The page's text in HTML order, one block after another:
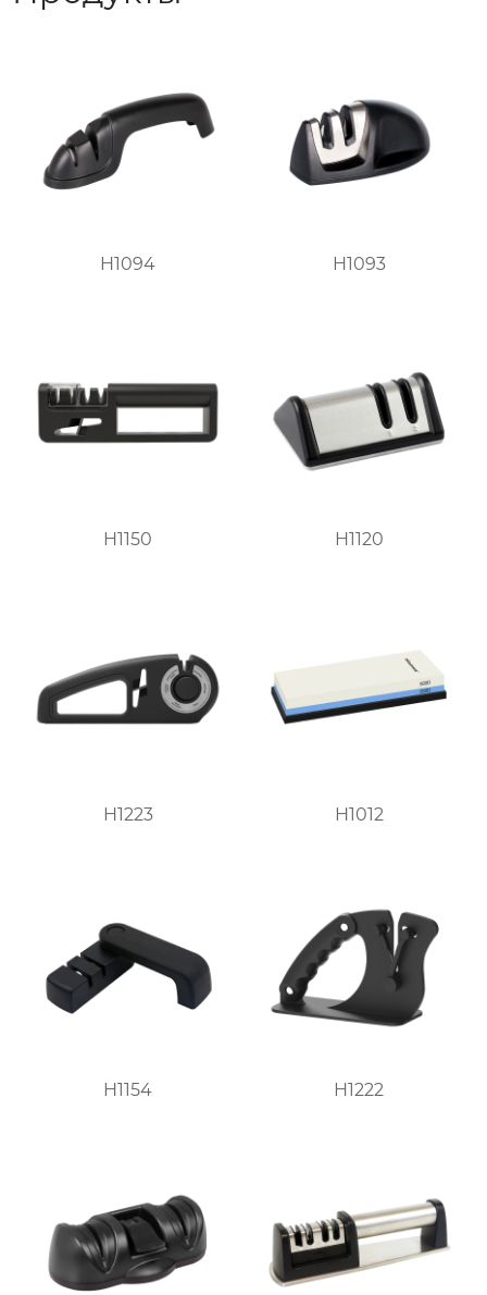
H1094 H1093
H1150 H1120
H1223 H1012
H1154 H1222